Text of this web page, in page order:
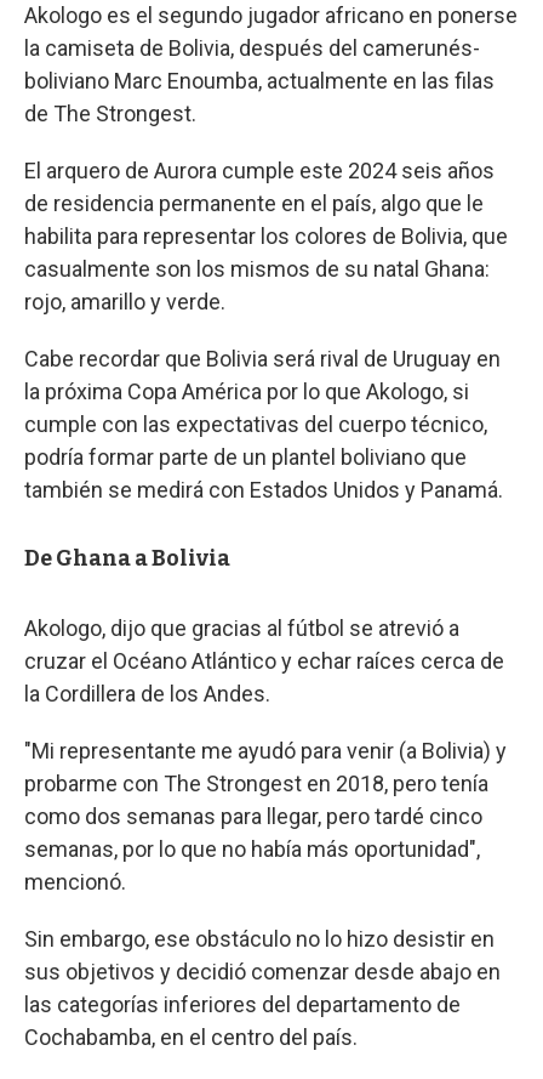
Akologo es el segundo jugador africano en ponerse
la camiseta de Bolivia, después del camerunés-
boliviano Marc Enoumba, actualmente en las filas
de The Strongest.
El arquero de Aurora cumple este 2024 seis años
de residencia permanente en el país, algo que le
habilita para representar los colores de Bolivia, que
casualmente son los mismos de su natal Ghana:
rojo, amarillo y verde.
Cabe recordar que Bolivia será rival de Uruguay en
la próxima Copa América por lo que Akologo, si
cumple con las expectativas del cuerpo técnico,
podría formar parte de un plantel boliviano que
también se medirá con Estados Unidos y Panamá.
De Ghana a Bolivia
Akologo, dijo que gracias al fútbol se atrevió a
cruzar el Océano Atlántico y echar raíces cerca de
la Cordillera de los Andes.
"Mi representante me ayudó para venir (a Bolivia) y
probarme con The Strongest en 2018, pero tenía
como dos semanas para llegar, pero tardé cinco
semanas, por lo que no había más oportunidad",
mencionó.
Sin embargo, ese obstáculo no lo hizo desistir en
sus objetivos y decidió comenzar desde abajo en
las categorías inferiores del departamento de
Cochabamba, en el centro del país.